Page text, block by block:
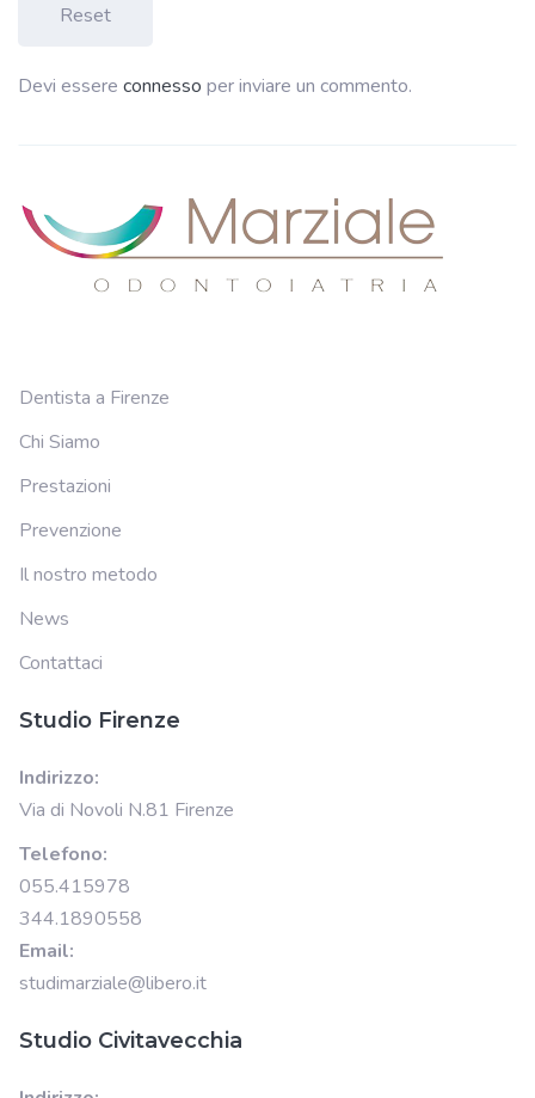
Reset
Devi essere connesso per inviare un commento.
Dentista a Firenze
Chi Siamo
Prestazioni
Prevenzione
Il nostro metodo
News
Contattaci
Studio Firenze
Indirizzo:
Via di Novoli N.81 Firenze
Telefono:
055.415978
344.1890558
Email:
studimarziale@libero.it
Studio Civitavecchia